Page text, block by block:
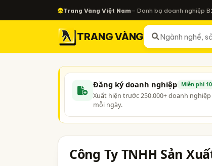
Trang Vàng Việt Nam— Danh bạ doanh nghiệp
TRANG VÀNG
Đăng ký doanh nghiệp Miễn phí
Xuất hiện trước 250.000+ doanh
mỗi ngày.
Công Ty TNHH Sản